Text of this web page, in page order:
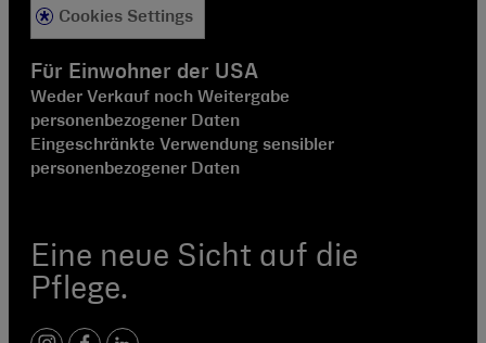
Eine neue Sicht auf die
Pflege.
Cookies Settings
Für Einwohner der USA
Weder Verkauf noch Weitergabe
personenbezogener Daten
Eingeschränkte Verwendung sensibler
personenbezogener Daten